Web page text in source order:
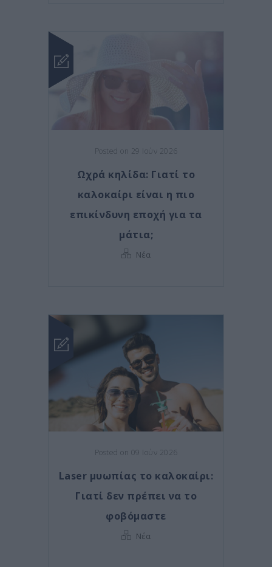
Posted on 29 Ιούν 2026
Ωχρά κηλίδα: Γιατί το
καλοκαίρι είναι η πιο
επικίνδυνη εποχή για τα
μάτια;
Νέα
Posted on 09 Ιούν 2026
Laser μυωπίας το καλοκαίρι:
Γιατί δεν πρέπει να το
φοβόμαστε
Νέα